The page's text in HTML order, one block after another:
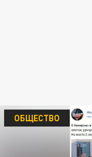
ОБЩЕСТВО